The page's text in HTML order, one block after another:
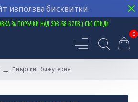
използва бисквитки.
ЗА ПОРЪЧКИ НАД 30€ (58.67ЛВ.) СЪС СПИДИ
0
Пиърсинг бижутерия